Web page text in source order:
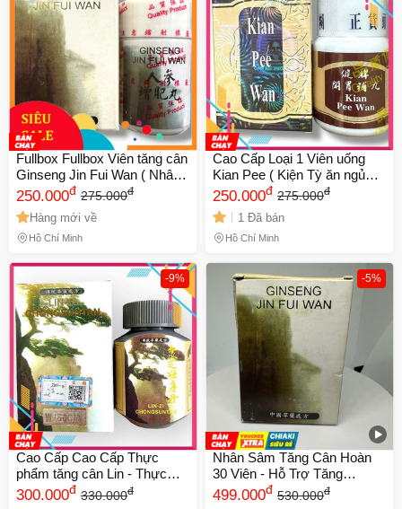
Fullbox Fullbox Viên tăng cân
Ginseng Jin Fui Wan ( Nhân
sâm Tăng Phì Hoàn ) - nhập
khẩu Malaysia - Mã số 2145
- Hộp 3
250.000đ 275.000đ
Hàng mới về
Hồ Chí Minh
Cao Cấp Loại 1 Viên uống
Kian Pee ( Kiện Tỳ ăn ngủ
ngon ) - Mã 1062 - xuất xứ
Malaysia - 1 hộp gồm 30 viên
250.000đ 275.000đ
1 Đã bán
Hồ Chí Minh
-9%
Cao Cấp Cao Cấp Thực
phẩm tăng cân Lin - Thực
phẩm chức năng tự nhiên
300.000đ 330.000đ
-5%
Nhân Sâm Tăng Cân Hoàn
30 Viên - Hỗ Trợ Tăng
Cường Sinh Lực Và Cải
499.000đ 530.000đ